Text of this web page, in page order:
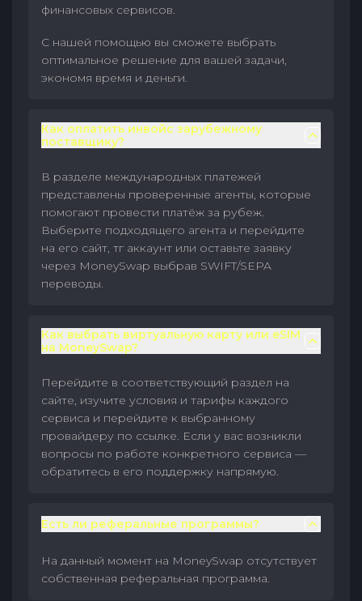
финансовых сервисов.
С нашей помощью вы сможете выбрать
оптимальное решение для вашей задачи,
экономя время и деньги.
Как оплатить инвойс зарубежному
поставщику?
В разделе международных платежей
представлены проверенные агенты, которые
помогают провести платёж за рубеж.
Выберите подходящего агента и перейдите
на его сайт, тг аккаунт или оставьте заявку
через MoneySwap выбрав SWIFT/SEPA
переводы.
Как выбрать виртуальную карту или eSIM
на MoneySwap?
Перейдите в соответствующий раздел на
сайте, изучите условия и тарифы каждого
сервиса и перейдите к выбранному
провайдеру по ссылке. Если у вас возникли
вопросы по работе конкретного сервиса —
обратитесь в его поддержку напрямую.
Есть ли реферальные программы?
На данный момент на MoneySwap отсутствует
собственная реферальная программа.